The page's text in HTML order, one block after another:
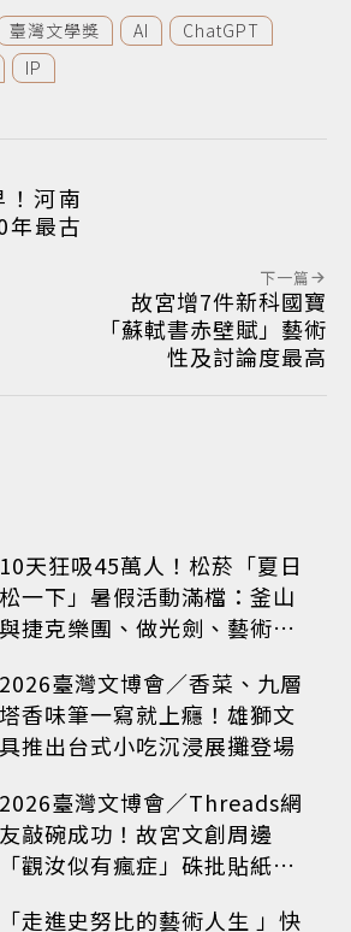
臺灣文學獎 AI
ChatGPT
IP
！河南
年最古
下一篇
故宮增7件新科國寶
「蘇軾書赤壁賦」藝術
性及討論度最高
10天狂吸45萬人！松菸「夏日
松一下」暑假活動滿檔：釜山
與捷克樂團、做光劍、藝術窗
2026臺灣文博會／香菜、九層
塔香味筆一寫就上癮！雄獅文
具推出台式小吃沉浸展攤登場
2026臺灣文博會／Threads網
友敲碗成功！故宮文創周邊
「觀汝似有瘋症」硃批貼紙搶
「走進史努比的藝術人生 」快